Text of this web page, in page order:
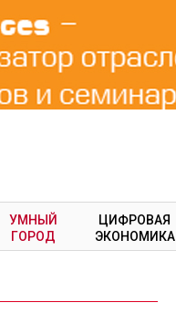
УМНЫЙ
ГОРОД
ЦИФРОВАЯ
ЭКОНОМИКА